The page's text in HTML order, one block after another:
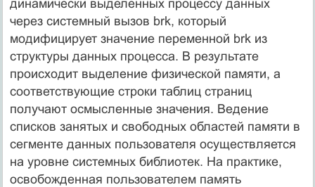
динамически выделенных процессу данных
через системный вызов brk, который
модифицирует значение переменной brk из
структуры данных процесса. В результате
происходит выделение физической памяти, а
соответствующие строки таблиц страниц
получают осмысленные значения. Ведение
списков занятых и свободных областей памяти в
сегменте данных пользователя осуществляется
на уровне системных библиотек. На практике,
освобожденная пользователем память